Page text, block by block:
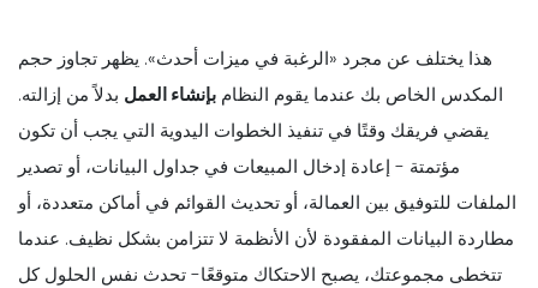
هذا يختلف عن مجرد «الرغبة في ميزات أحدث». يظهر تجاوز حجم
المكدس الخاص بك عندما يقوم النظام بإنشاء العمل بدلاً من إزالته.
يقضي فريقك وقتًا في تنفيذ الخطوات اليدوية التي يجب أن تكون
مؤتمتة - إعادة إدخال المبيعات في جداول البيانات، أو تصدير
الملفات للتوفيق بين العمالة، أو تحديث القوائم في أماكن متعددة، أو
مطاردة البيانات المفقودة لأن الأنظمة لا تتزامن بشكل نظيف. عندما
تتخطى مجموعتك، يصبح الاحتكاك متوقعًا- تحدث نفس الحلول كل